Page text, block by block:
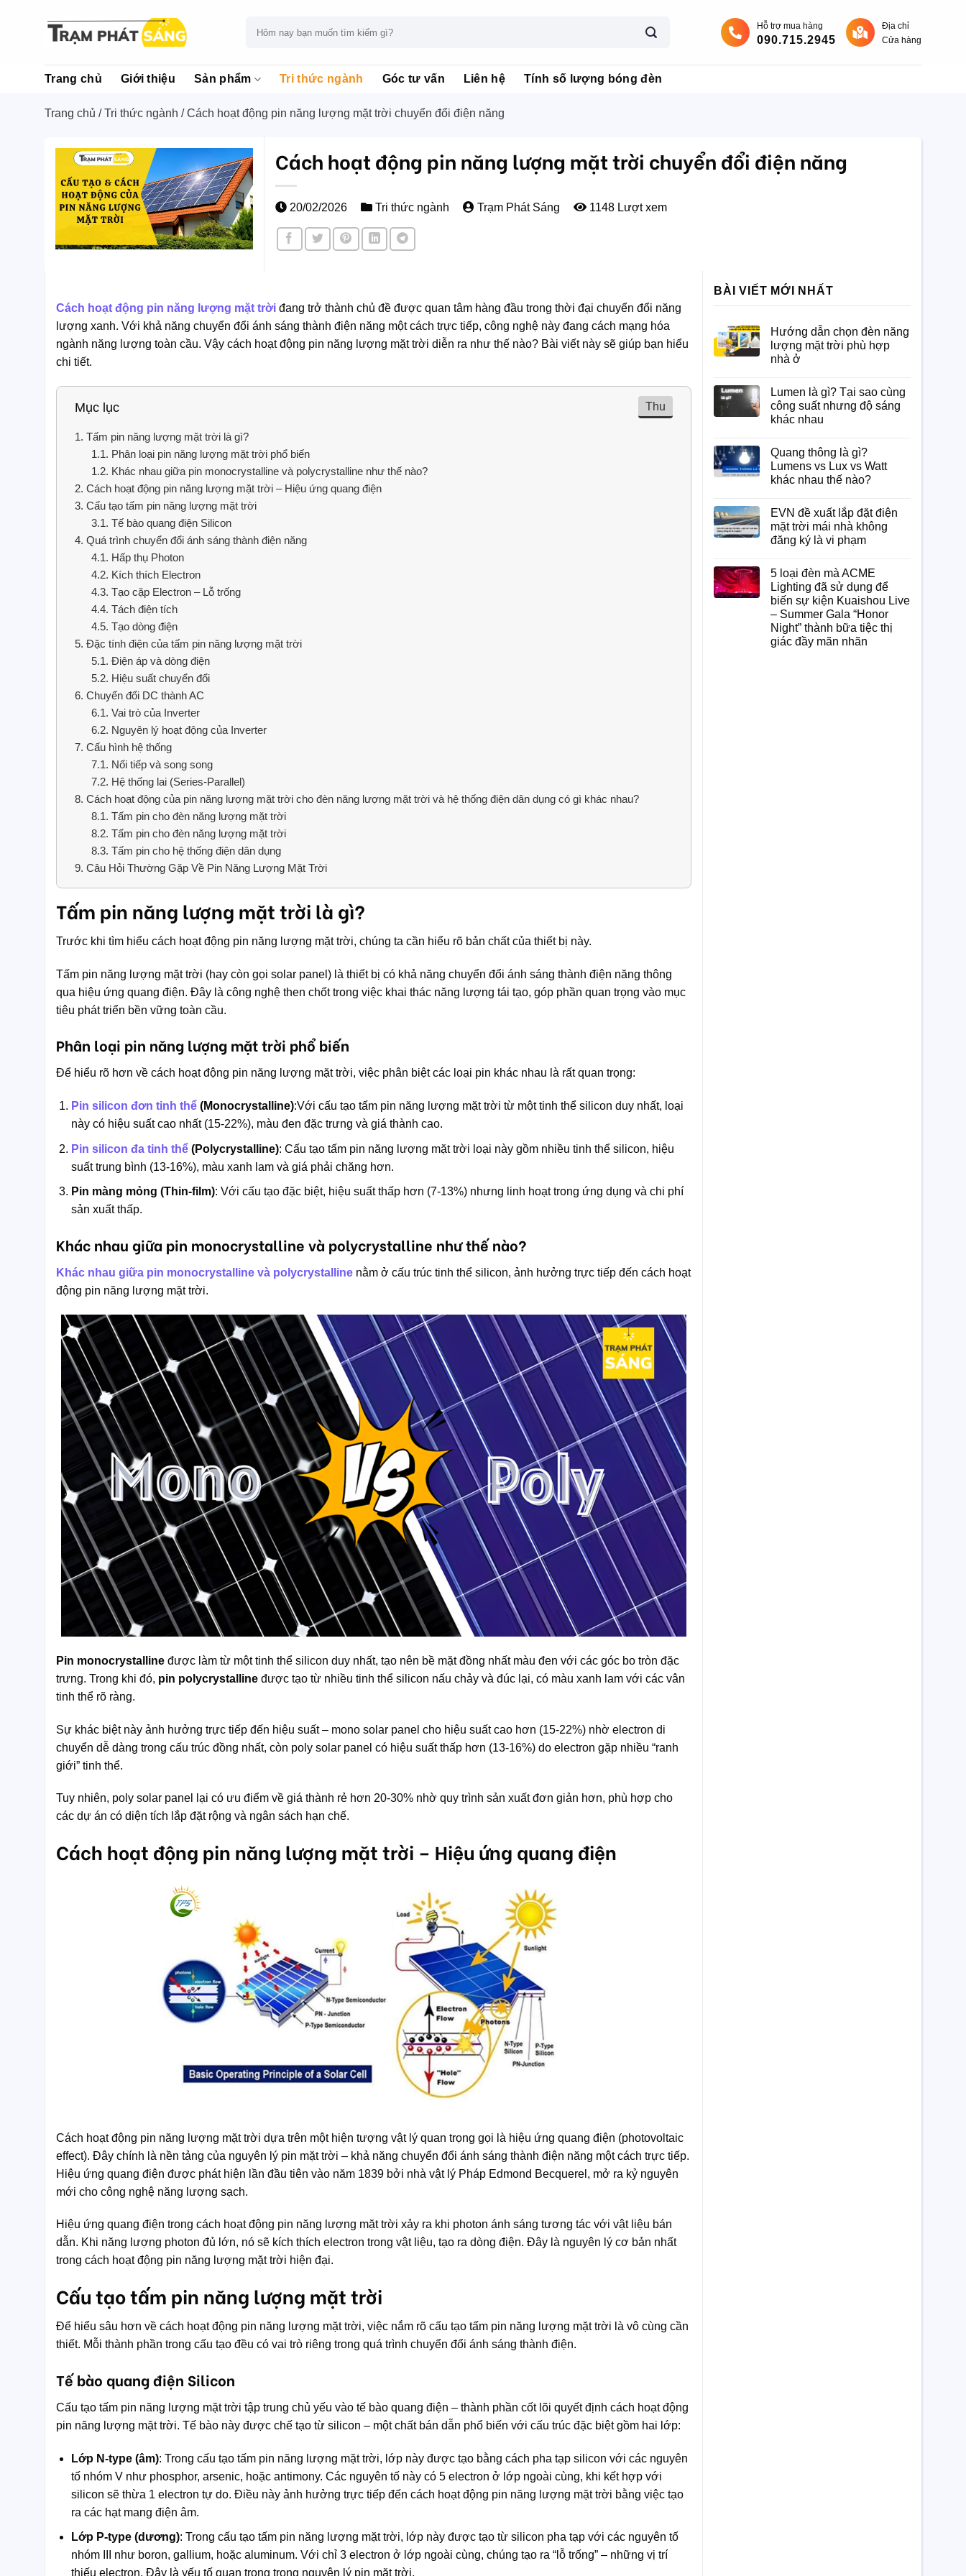
Hỗ trợ mua hàng
090.715.2945
Địa chỉ
Cửa hàng
Trang chủ Giới thiệu Sản phẩm Tri thức ngành Góc tư vấn Liên hệ Tính số lượng bóng đèn
Trang chủ /Tri thức ngành /Cách hoạt động pin năng lượng mặt trời chuyển đổi điện năng
Cách hoạt động pin năng lượng mặt trời chuyển đổi điện năng
20/02/2026 Tri thức ngành Trạm Phát Sáng 1148 Lượt xem
Cách hoạt động pin năng lượng mặt trời đang trở thành chủ đề được quan tâm hàng đầu trong thời đại chuyển đổi năng
lượng xanh. Với khả năng chuyển đổi ánh sáng thành điện năng một cách trực tiếp, công nghệ này đang cách mạng hóa
ngành năng lượng toàn cầu. Vậy cách hoạt động pin năng lượng mặt trời diễn ra như thế nào? Bài viết này sẽ giúp bạn hiểu
chi tiết.
Mục lục Thu
1. Tấm pin năng lượng mặt trời là gì?
1.1. Phân loại pin năng lượng mặt trời phổ biến
1.2. Khác nhau giữa pin monocrystalline và polycrystalline như thế nào?
2. Cách hoạt động pin năng lượng mặt trời – Hiệu ứng quang điện
3. Cấu tạo tấm pin năng lượng mặt trời
3.1. Tế bào quang điện Silicon
4. Quá trình chuyển đổi ánh sáng thành điện năng
4.1. Hấp thụ Photon
4.2. Kích thích Electron
4.3. Tạo cặp Electron – Lỗ trống
4.4. Tách điện tích
4.5. Tạo dòng điện
5. Đặc tính điện của tấm pin năng lượng mặt trời
5.1. Điện áp và dòng điện
5.2. Hiệu suất chuyển đổi
6. Chuyển đổi DC thành AC
6.1. Vai trò của Inverter
6.2. Nguyên lý hoạt động của Inverter
7. Cấu hình hệ thống
7.1. Nối tiếp và song song
7.2. Hệ thống lai (Series-Parallel)
8. Cách hoạt động của pin năng lượng mặt trời cho đèn năng lượng mặt trời và hệ thống điện dân dụng có gì khác nhau?
8.1. Tấm pin cho đèn năng lượng mặt trời
8.2. Tấm pin cho đèn năng lượng mặt trời
8.3. Tấm pin cho hệ thống điện dân dụng
9. Câu Hỏi Thường Gặp Về Pin Năng Lượng Mặt Trời
Tấm pin năng lượng mặt trời là gì?
Trước khi tìm hiểu cách hoạt động pin năng lượng mặt trời, chúng ta cần hiểu rõ bản chất của thiết bị này.
Tấm pin năng lượng mặt trời (hay còn gọi solar panel) là thiết bị có khả năng chuyển đổi ánh sáng thành điện năng thông
qua hiệu ứng quang điện. Đây là công nghệ then chốt trong việc khai thác năng lượng tái tạo, góp phần quan trọng vào mục
tiêu phát triển bền vững toàn cầu.
Phân loại pin năng lượng mặt trời phổ biến
Để hiểu rõ hơn về cách hoạt động pin năng lượng mặt trời, việc phân biệt các loại pin khác nhau là rất quan trọng:
Pin silicon đơn tinh thể(Monocrystalline):Với cấu tạo tấm pin năng lượng mặt trời từ một tinh thể silicon duy nhất, loại
này có hiệu suất cao nhất (15-22%), màu đen đặc trưng và giá thành cao.
Pin silicon đa tinh thể(Polycrystalline): Cấu tạo tấm pin năng lượng mặt trời loại này gồm nhiều tinh thể silicon, hiệu
suất trung bình (13-16%), màu xanh lam và giá phải chăng hơn.
Pin màng mỏng (Thin-film): Với cấu tạo đặc biệt, hiệu suất thấp hơn (7-13%) nhưng linh hoạt trong ứng dụng và chi phí
sản xuất thấp.
Khác nhau giữa pin monocrystalline và polycrystalline như thế nào?
Khác nhau giữa pin monocrystalline và polycrystalline nằm ở cấu trúc tinh thể silicon, ảnh hưởng trực tiếp đến cách hoạt
động pin năng lượng mặt trời.
Pin monocrystalline được làm từ một tinh thể silicon duy nhất, tạo nên bề mặt đồng nhất màu đen với các góc bo tròn đặc
trưng. Trong khi đó, pin polycrystalline được tạo từ nhiều tinh thể silicon nấu chảy và đúc lại, có màu xanh lam với các vân
tinh thể rõ ràng.
Sự khác biệt này ảnh hưởng trực tiếp đến hiệu suất – mono solar panel cho hiệu suất cao hơn (15-22%) nhờ electron di
chuyển dễ dàng trong cấu trúc đồng nhất, còn poly solar panel có hiệu suất thấp hơn (13-16%) do electron gặp nhiều “ranh
giới” tinh thể.
Tuy nhiên, poly solar panel lại có ưu điểm về giá thành rẻ hơn 20-30% nhờ quy trình sản xuất đơn giản hơn, phù hợp cho
các dự án có diện tích lắp đặt rộng và ngân sách hạn chế.
Cách hoạt động pin năng lượng mặt trời – Hiệu ứng quang điện
Cách hoạt động pin năng lượng mặt trời dựa trên một hiện tượng vật lý quan trọng gọi là hiệu ứng quang điện (photovoltaic
effect). Đây chính là nền tảng của nguyên lý pin mặt trời – khả năng chuyển đổi ánh sáng thành điện năng một cách trực tiếp.
Hiệu ứng quang điện được phát hiện lần đầu tiên vào năm 1839 bởi nhà vật lý Pháp Edmond Becquerel, mở ra kỷ nguyên
mới cho công nghệ năng lượng sạch.
Hiệu ứng quang điện trong cách hoạt động pin năng lượng mặt trời xảy ra khi photon ánh sáng tương tác với vật liệu bán
dẫn. Khi năng lượng photon đủ lớn, nó sẽ kích thích electron trong vật liệu, tạo ra dòng điện. Đây là nguyên lý cơ bản nhất
trong cách hoạt động pin năng lượng mặt trời hiện đại.
Cấu tạo tấm pin năng lượng mặt trời
Để hiểu sâu hơn về cách hoạt động pin năng lượng mặt trời, việc nắm rõ cấu tạo tấm pin năng lượng mặt trời là vô cùng cần
thiết. Mỗi thành phần trong cấu tạo đều có vai trò riêng trong quá trình chuyển đổi ánh sáng thành điện.
Tế bào quang điện Silicon
Cấu tạo tấm pin năng lượng mặt trời tập trung chủ yếu vào tế bào quang điện – thành phần cốt lõi quyết định cách hoạt động
pin năng lượng mặt trời. Tế bào này được chế tạo từ silicon – một chất bán dẫn phổ biến với cấu trúc đặc biệt gồm hai lớp:
Lớp N-type (âm): Trong cấu tạo tấm pin năng lượng mặt trời, lớp này được tạo bằng cách pha tạp silicon với các nguyên
tố nhóm V như phosphor, arsenic, hoặc antimony. Các nguyên tố này có 5 electron ở lớp ngoài cùng, khi kết hợp với
silicon sẽ thừa 1 electron tự do. Điều này ảnh hưởng trực tiếp đến cách hoạt động pin năng lượng mặt trời bằng việc tạo
ra các hạt mang điện âm.
Lớp P-type (dương): Trong cấu tạo tấm pin năng lượng mặt trời, lớp này được tạo từ silicon pha tạp với các nguyên tố
nhóm III như boron, gallium, hoặc aluminum. Với chỉ 3 electron ở lớp ngoài cùng, chúng tạo ra “lỗ trống” – những vị trí
thiếu electron. Đây là yếu tố quan trọng trong nguyên lý pin mặt trời.
BÀI VIẾT MỚI NHẤT
Hướng dẫn chọn đèn năng
lượng mặt trời phù hợp
nhà ở
Lumen là gì? Tại sao cùng
công suất nhưng độ sáng
khác nhau
Quang thông là gì?
Lumens vs Lux vs Watt
khác nhau thế nào?
EVN đề xuất lắp đặt điện
mặt trời mái nhà không
đăng ký là vi phạm
5 loại đèn mà ACME
Lighting đã sử dụng để
biến sự kiện Kuaishou Live
– Summer Gala “Honor
Night” thành bữa tiệc thị
giác đầy mãn nhãn